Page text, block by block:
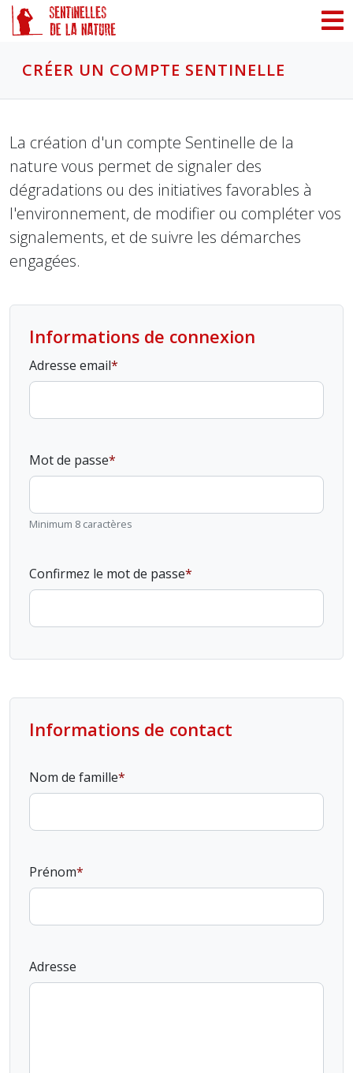
CRÉER UN COMPTE SENTINELLE
La création d'un compte Sentinelle de la
nature vous permet de signaler des
dégradations ou des initiatives favorables à
l'environnement, de modifier ou compléter vos
signalements, et de suivre les démarches
engagées.
Informations de connexion
Adresse email
Mot de passe
Minimum 8 caractères
Confirmez le mot de passe
Informations de contact
Nom de famille
Prénom
Adresse
Panneau de gestion des cookies